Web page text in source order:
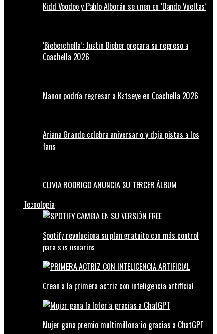
Kidd Voodoo y Pablo Alborán se unen en ‘Dando Vueltas’
‘Bieberchella’: Justin Bieber prepara su regreso a
Coachella 2026
Manon podría regresar a Katseye en Coachella 2026
Ariana Grande celebra aniversario y deja pistas a los
fans
OLIVIA RODRIGO ANUNCIA SU TERCER ÁLBUM
Tecnología
Spotify revoluciona su plan gratuito con más control
para sus usuarios
Crean a la primera actriz con inteligencia artificial
Mujer gana premio multimillonario gracias a ChatGPT